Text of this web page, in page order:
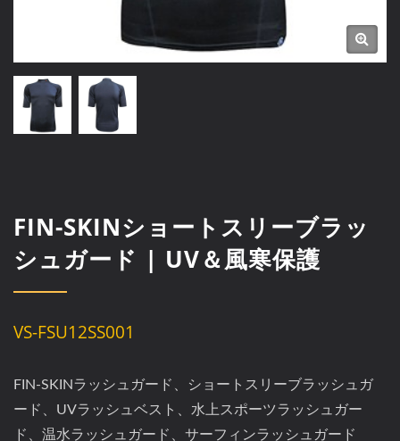
FIN-SKINショートスリーブラッ
シュガード | UV＆風寒保護
VS-FSU12SS001
FIN-SKINラッシュガード、ショートスリーブラッシュガ
ード、UVラッシュベスト、水上スポーツラッシュガー
ド、温水ラッシュガード、サーフィンラッシュガード